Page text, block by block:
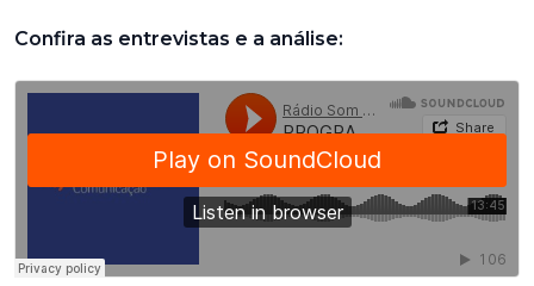
Confira as entrevistas e a análise: